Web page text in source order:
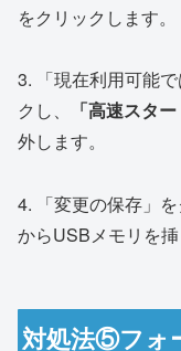
をクリックします。
3. 「現在利用可能
クし、
「高速スタ
外します。
4. 「変更の保存」
からUSBメモリを挿
対処法⑤フォ